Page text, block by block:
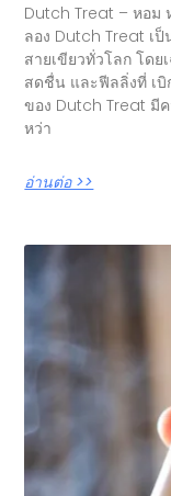
Dutch Treat – หอม
ลอง Dutch Treat เ
สายเขียวทั่วโลก โด
สดชื่น และฟีลลิ่งที่ เบิ
ของ Dutch Treat มี
หว่า
อ่านต่อ >>